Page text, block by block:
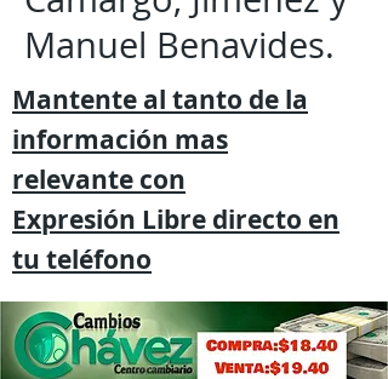
Manuel Benavides.
Mantente al tanto de la
información mas
relevante con
Expresión Libre directo en
tu teléfono